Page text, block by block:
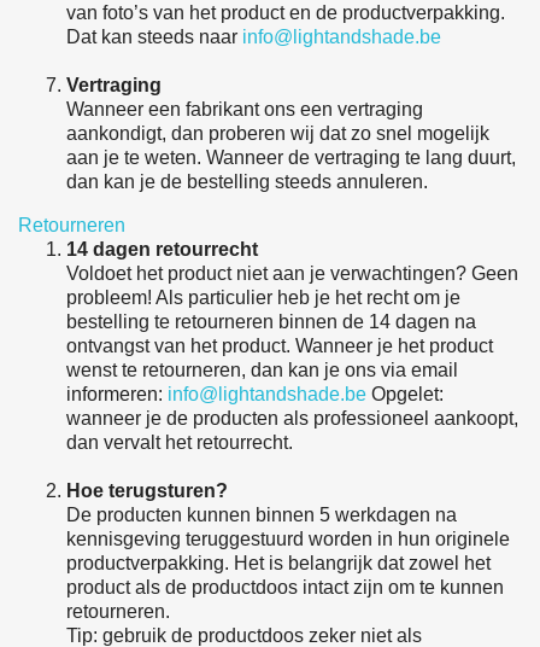
van foto’s van het product en de productverpakking.
Dat kan steeds naar info@lightandshade.be
Vertraging
Wanneer een fabrikant ons een vertraging
aankondigt, dan proberen wij dat zo snel mogelijk
aan je te weten. Wanneer de vertraging te lang duurt,
dan kan je de bestelling steeds annuleren.
Retourneren
14 dagen retourrecht
Voldoet het product niet aan je verwachtingen? Geen
probleem! Als particulier heb je het recht om je
bestelling te retourneren binnen de 14 dagen na
ontvangst van het product. Wanneer je het product
wenst te retourneren, dan kan je ons via email
informeren: info@lightandshade.be Opgelet:
wanneer je de producten als professioneel aankoopt,
dan vervalt het retourrecht.
Hoe terugsturen?
De producten kunnen binnen 5 werkdagen na
kennisgeving teruggestuurd worden in hun originele
productverpakking. Het is belangrijk dat zowel het
product als de productdoos intact zijn om te kunnen
retourneren.
Tip: gebruik de productdoos zeker niet als